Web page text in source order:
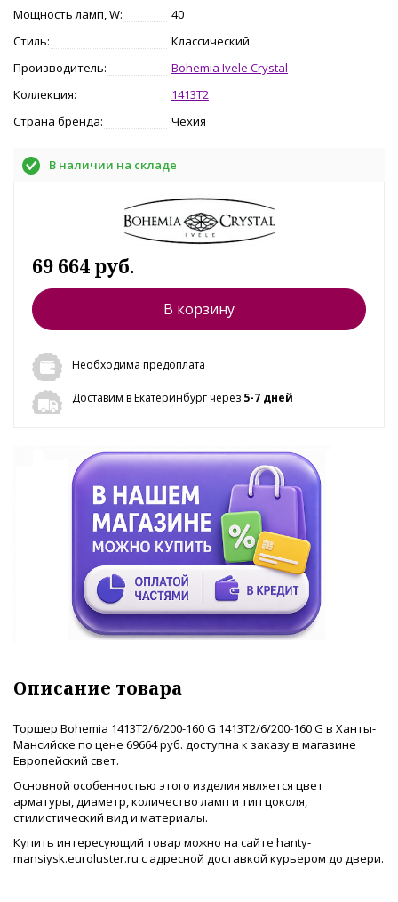
Мощность ламп, W:
40
Стиль:
Классический
Производитель:
Bohemia Ivele Crystal
Коллекция:
1413T2
Страна бренда:
Чехия
В наличии на складе
69 664 руб.
В корзину
Необходима предоплата
Доставим в Екатеринбург через 5-7 дней
Описание товара
Торшер Bohemia 1413T2/6/200-160 G 1413T2/6/200-160 G в Ханты-
Мансийске по цене 69664 руб. доступна к заказу в магазине
Европейский свет.
Основной особенностью этого изделия является цвет
арматуры, диаметр, количество ламп и тип цоколя,
стилистический вид и материалы.
Купить интересующий товар можно на сайте hanty-
mansiysk.euroluster.ru с адресной доставкой курьером до двери.